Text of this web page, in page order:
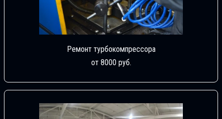
Ремонт турбокомпрессора
от 8000 руб.